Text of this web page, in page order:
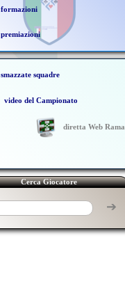
formazioni
premiazioni
smazzate squadre
video del Campionato
diretta Web Rama
Cerca Giocatore
➔